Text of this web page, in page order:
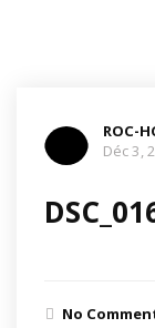
ROC-
Déc 3,
No